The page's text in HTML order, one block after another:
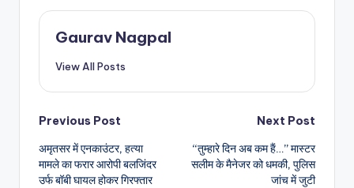
Gaurav Nagpal
View All Posts
Post
navigation
Previous Post
अमृतसर में एनकाउंटर, हत्या
मामले का फरार आरोपी बलजिंदर
उर्फ बॉबी घायल होकर गिरफ्तार
Next Post
“तुम्हारे दिन अब कम हैं…” मास्टर
सलीम के मैनेजर को धमकी, पुलिस
जांच में जुटी